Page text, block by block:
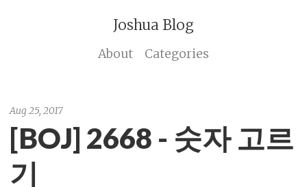
Joshua Blog
About Categories
Aug 25, 2017
[BOJ] 2668 - 숫자 고르
기